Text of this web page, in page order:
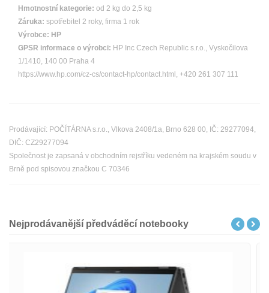
Hmotnostní kategorie: od 2 kg do 2,5 kg
Záruka: spotřebitel 2 roky, firma 1 rok
Výrobce: HP
GPSR informace o výrobci: HP Inc Czech Republic s.r.o., Vyskočilova
1/1410, 140 00 Praha 4
https://www.hp.com/cz-cs/contact-hp/contact.html, +420 261 307 111
Prodávající: POČÍTÁRNA s.r.o., Vlkova 2408/1a, Brno 628 00, IČ: 29277094,
DIČ: CZ29277094
Společnost je zapsaná v obchodním rejstříku vedeném na krajském soudu v
Brně pod spisovou značkou C 70346
Nejprodávanější předváděcí notebooky